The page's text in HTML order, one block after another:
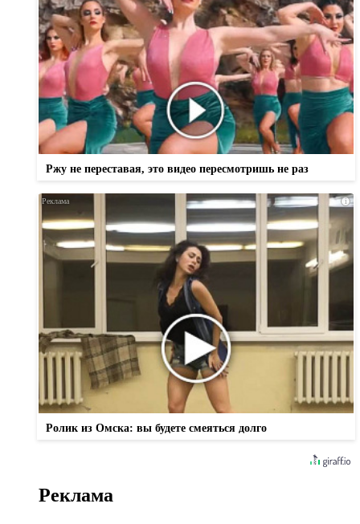
Ржу не переставая, это видео пересмотришь не раз
i
Ролик из Омска: вы будете смеяться долго
Реклама